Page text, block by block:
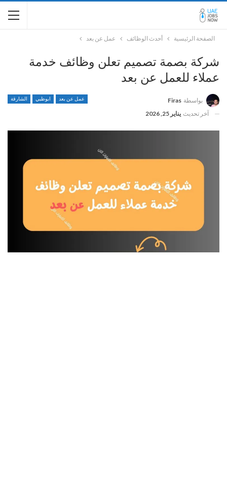
الصفحة الرئيسية أحدث الوظائف عمل عن بعد
شركة بصمة تصميم تعلن وظائف خدمة
عملاء للعمل عن بعد
عمل عن بعد ابوظبي الشارقة بواسطة Firas
آخر تحديث يناير 25, 2026